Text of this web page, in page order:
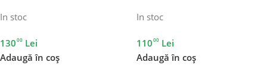
In stoc
13000 Lei
Adaugă în coș
In stoc
11000 Lei
Adaugă în coș